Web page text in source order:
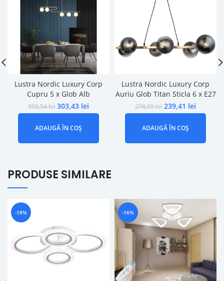
Lustra Nordic Luxury Corp
Cupru 5 x Glob Alb
355,54lei 303,43 lei
ADAUGĂ ÎN COȘ
Lustra Nordic Luxury Corp
Auriu Glob Titan Sticla 6 x E27
278,55lei 239,41 lei
ADAUGĂ ÎN COȘ
PRODUSE SIMILARE
-18% -16%